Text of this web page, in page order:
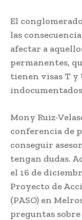
El
las
afectar a
permanentes,
tienen visas T
Mony Ruiz-
conferencia de
conseguir
tengan dudas.
el 16 de
Proyecto de
(PASO) en
preguntas